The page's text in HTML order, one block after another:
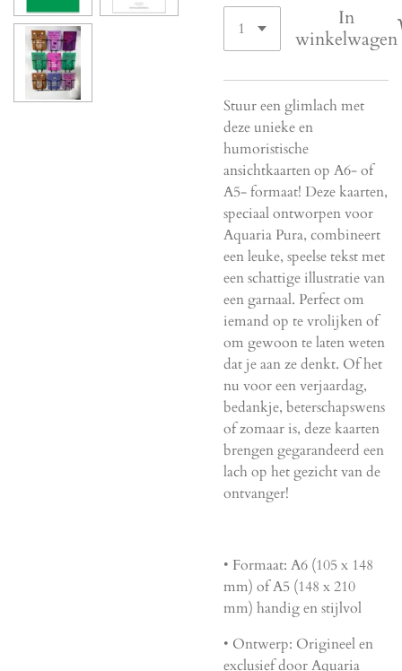
In
winkelwagen
Stuur een glimlach met
deze unieke en
humoristische
ansichtkaarten op A6- of
A5- formaat! Deze kaarten,
speciaal ontworpen voor
Aquaria Pura, combineert
een leuke, speelse tekst met
een schattige illustratie van
een garnaal. Perfect om
iemand op te vrolijken of
om gewoon te laten weten
dat je aan ze denkt. Of het
nu voor een verjaardag,
bedankje, beterschapswens
of zomaar is, deze kaarten
brengen gegarandeerd een
lach op het gezicht van de
ontvanger!
• Formaat: A6 (105 x 148
mm) of A5 (148 x 210
mm) handig en stijlvol
• Ontwerp: Origineel en
exclusief door Aquaria